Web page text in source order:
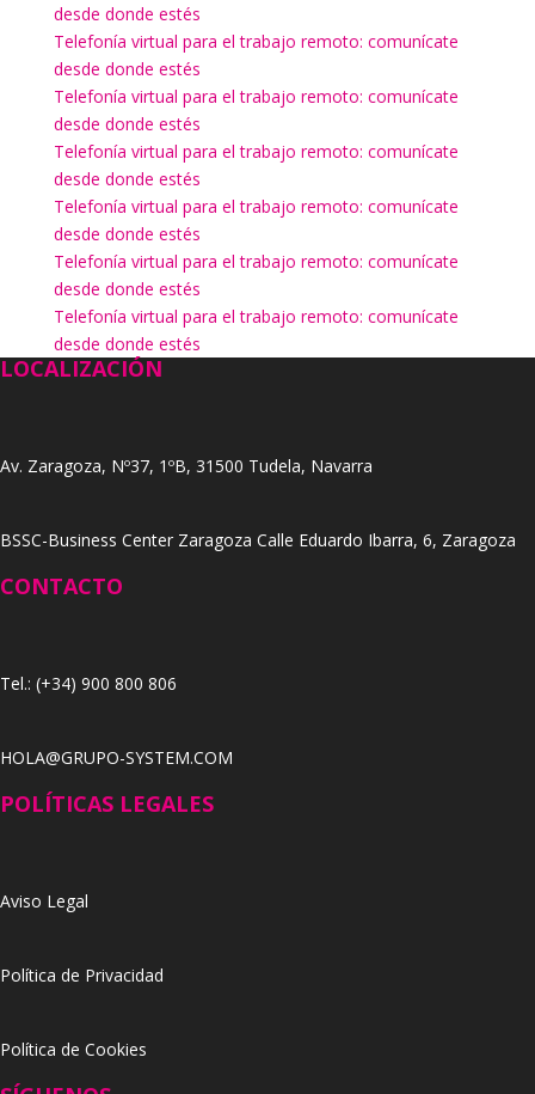
desde donde estés
Telefonía virtual para el trabajo remoto: comunícate
desde donde estés
Telefonía virtual para el trabajo remoto: comunícate
desde donde estés
Telefonía virtual para el trabajo remoto: comunícate
desde donde estés
Telefonía virtual para el trabajo remoto: comunícate
desde donde estés
Telefonía virtual para el trabajo remoto: comunícate
desde donde estés
Telefonía virtual para el trabajo remoto: comunícate
desde donde estés
LOCALIZACIÓN
Av. Zaragoza, Nº37, 1ºB, 31500 Tudela, Navarra
BSSC-Business Center Zaragoza Calle Eduardo Ibarra, 6, Zaragoza
CONTACTO
Tel.: (+34) 900 800 806
HOLA@GRUPO-SYSTEM.COM
POLÍTICAS LEGALES
Aviso Legal
Política de Privacidad
Política de Cookies